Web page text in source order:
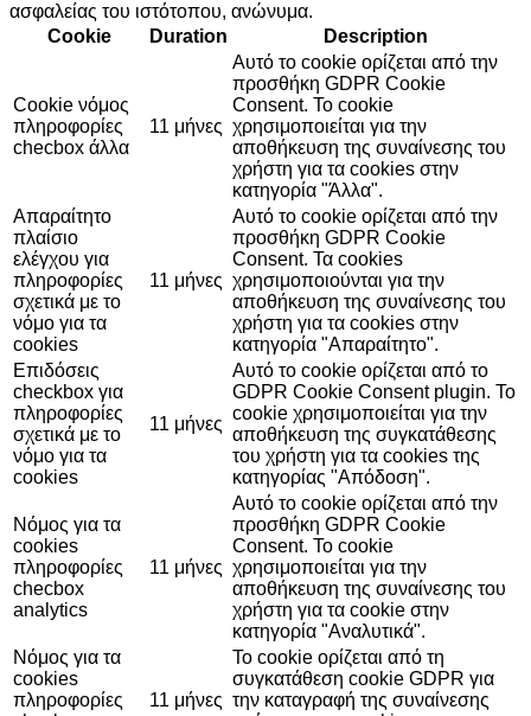
ασφαλείας του ιστότοπου, ανώνυμα.
Cookie
Duration Description
Cookie νόμος
πληροφορίες
checbox άλλα
11 μήνες
Αυτό το cookie ορίζεται από την
προσθήκη GDPR Cookie
Consent. Το cookie
χρησιμοποιείται για την
αποθήκευση της συναίνεσης του
χρήστη για τα cookies στην
κατηγορία "Άλλα".
Απαραίτητο
πλαίσιο
ελέγχου για
πληροφορίες
σχετικά με το
νόμο για τα
cookies
11 μήνες
Αυτό το cookie ορίζεται από την
προσθήκη GDPR Cookie
Consent. Τα cookies
χρησιμοποιούνται για την
αποθήκευση της συναίνεσης του
χρήστη για τα cookies στην
κατηγορία "Απαραίτητο".
Επιδόσεις
checkbox για
πληροφορίες
σχετικά με το
νόμο για τα
cookies
11 μήνες
Αυτό το cookie ορίζεται από το
GDPR Cookie Consent plugin. Το
cookie χρησιμοποιείται για την
αποθήκευση της συγκατάθεσης
του χρήστη για τα cookies της
κατηγορίας "Απόδοση".
Νόμος για τα
cookies
πληροφορίες
checbox
analytics
11 μήνες
Αυτό το cookie ορίζεται από την
προσθήκη GDPR Cookie
Consent. Το cookie
χρησιμοποιείται για την
αποθήκευση της συναίνεσης του
χρήστη για τα cookie στην
κατηγορία "Αναλυτικά".
Νόμος για τα
cookies
πληροφορίες
11 μήνες
Το cookie ορίζεται από τη
συγκατάθεση cookie GDPR για
την καταγραφή της συναίνεσης